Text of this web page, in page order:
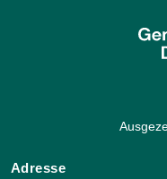
Adresse